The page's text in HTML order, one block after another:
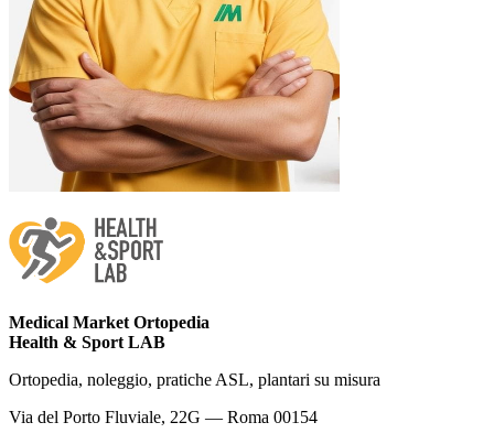
Medical Market Ortopedia
Health & Sport LAB
Ortopedia, noleggio, pratiche ASL, plantari su misura
Via del Porto Fluviale, 22G — Roma 00154